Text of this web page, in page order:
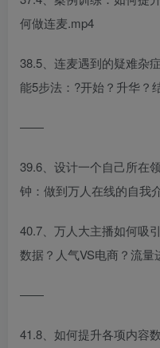
何做连麦.mp4
38.5、连麦遇到的疑难杂
能5步法：?开始？升华？
――
39.6、设计一个自己所在
钟：做到万人在线的自我
40.7、万人大主播如何吸
数据？人气VS电商？流量
――
41.8、如何提升各项内容